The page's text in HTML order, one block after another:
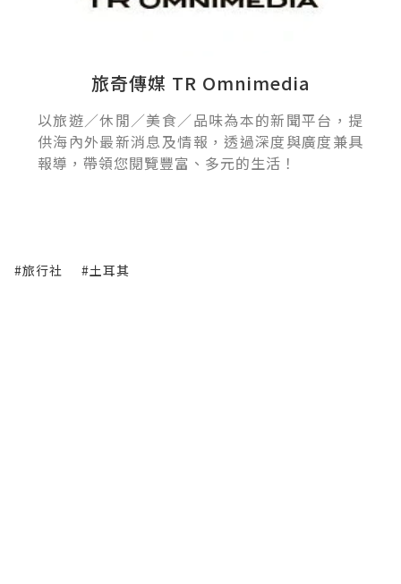
旅奇傳媒 TR Omnimedia
以旅遊／休閒／美食／品味為本的新聞平台，提
供海內外最新消息及情報，透過深度與廣度兼具
報導，帶領您閱覽豐富、多元的生活！
#旅行社 #土耳其